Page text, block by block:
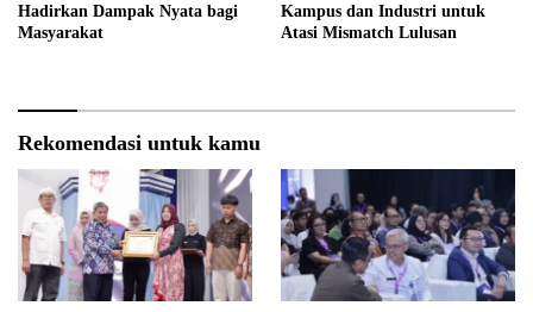
Hadirkan Dampak Nyata bagi
Masyarakat
Kampus dan Industri untuk
Atasi Mismatch Lulusan
Rekomendasi untuk kamu